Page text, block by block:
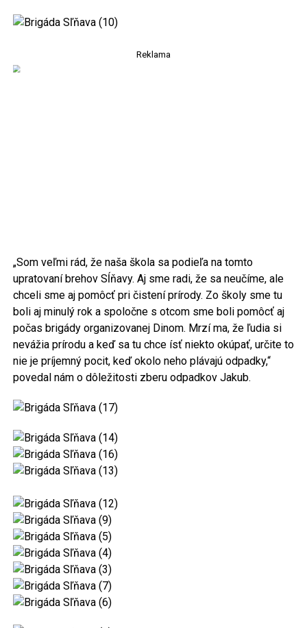
Reklama
„Som veľmi rád, že naša škola sa podieľa na tomto
upratovaní brehov Sĺňavy. Aj sme radi, že sa neučíme, ale
chceli sme aj pomôcť pri čistení prírody. Zo školy sme tu
boli aj minulý rok a spoločne s otcom sme boli pomôcť aj
počas brigády organizovanej Dinom. Mrzí ma, že ľudia si
nevážia prírodu a keď sa tu chce ísť niekto okúpať, určite to
nie je príjemný pocit, keď okolo neho plávajú odpadky,“
povedal nám o dôležitosti zberu odpadkov Jakub.